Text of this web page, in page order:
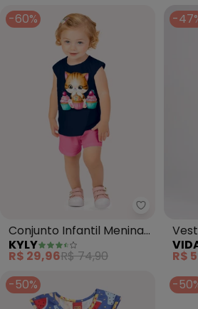
-60%
Kyly -
Conjunto Infantil Menina
em Algodão (Azul
Marinho)
KYLY
R$ 29,96R$ 74,90
-
R$
-50%
-